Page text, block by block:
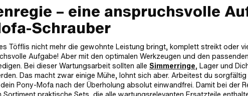
– eine anspruchsvolle
Schrauber
Töfflis nicht mehr die gewohnte Leistung bringt, komplett streikt oder
Aufgabe! Aber mit den optimalen Werkzeugen und den
Bei dieser Wartungsarbeit sollten alle Simmerringe, Lager und
Das macht zwar einige Mühe, lohnt sich aber. Arbeitest du sorgfältig
Pony-Mofa nach der Überholung absolut einwandfrei. Damit bei der